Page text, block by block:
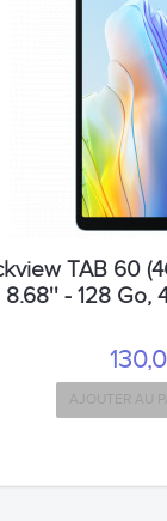
TAB 60
8.68'' - 128 Go,
AJOUTER AU